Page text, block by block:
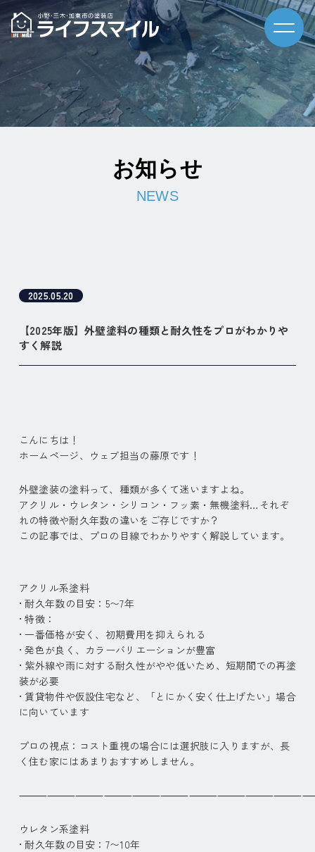
お知らせ
2025.05.20
【2025年版】外壁塗料の種類と耐久性をプロがわかりや
すく解説
こんにちは！
ホームページ、ウェブ担当の藤原です！
外壁塗装の塗料って、種類が多くて迷いますよね。
アクリル・ウレタン・シリコン・フッ素・無機塗料…それぞ
れの特徴や耐久年数の違いをご存じですか？
この記事では、プロの目線でわかりやすく解説しています。
アクリル系塗料
• 耐久年数の目安： 5〜7年
• 特徴：
• 一番価格が安く、初期費用を抑えられる
• 発色が良く、カラーバリエーションが豊富
• 紫外線や雨に対する耐久性がやや低いため、短期間での再塗
装が必要
• 賃貸物件や仮設住宅など、「とにかく安く仕上げたい」場合
に向いています
プロの視点：コスト重視の場合には選択肢に入りますが、長
く住む家にはあまりおすすめしません。
ウレタン系塗料
• 耐久年数の目安： 7〜10年